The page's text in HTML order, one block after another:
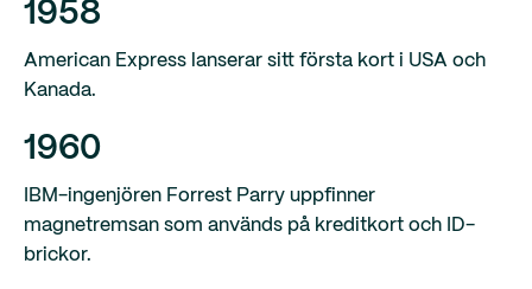
1958
American Express lanserar sitt första kort i USA och
Kanada.
1960
IBM-ingenjören Forrest Parry uppfinner
magnetremsan som används på kreditkort och ID-
brickor.